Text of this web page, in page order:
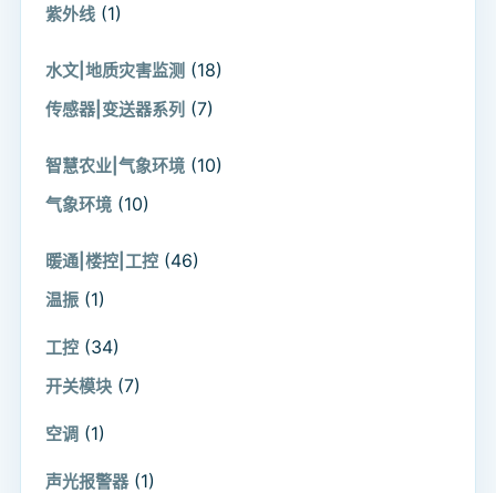
紫外线 (1)
水文|地质灾害监测 (18)
传感器|变送器系列 (7)
智慧农业|气象环境 (10)
气象环境 (10)
暖通|楼控|工控 (46)
温振 (1)
工控 (34)
开关模块 (7)
空调 (1)
声光报警器 (1)